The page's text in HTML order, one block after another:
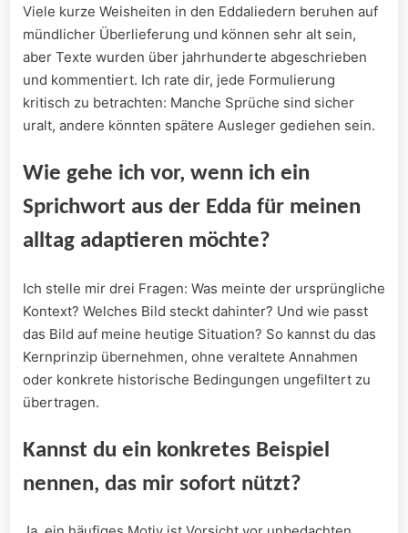
Viele ‌kurze Weisheiten in den Eddaliedern ⁢beruhen ⁢auf⁤
mündlicher ​Überlieferung und können sehr alt sein,
aber Texte wurden über jahrhunderte abgeschrieben
und​ kommentiert. Ich rate dir, jede Formulierung
kritisch zu betrachten: ⁤Manche ‌Sprüche‌ sind​ sicher​
uralt, andere könnten spätere Ausleger gediehen sein.
Wie gehe ⁤ich ⁤vor, wenn ‌ich ein
Sprichwort aus⁣ der Edda⁤ für meinen
⁤alltag adaptieren möchte?
Ich stelle mir drei Fragen: Was meinte der ursprüngliche
Kontext? Welches ⁣Bild steckt dahinter? Und wie passt
das Bild ⁣auf meine heutige Situation?⁤ So kannst⁤ du das⁤
Kernprinzip ⁣übernehmen,⁤ ohne veraltete ‌Annahmen
oder konkrete historische‌ Bedingungen ungefiltert zu
übertragen.
Kannst ‍du ein konkretes Beispiel
nennen,⁢ das mir sofort nützt?